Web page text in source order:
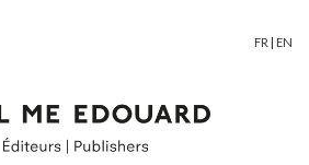
FR | EN